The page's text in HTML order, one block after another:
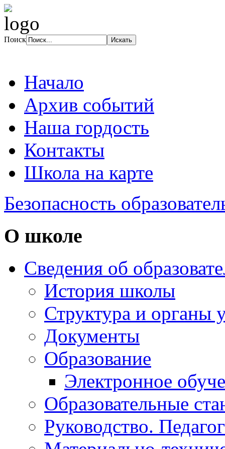
Поиск
Начало
Архив событий
Наша гордость
Контакты
Школа на карте
Безопасность
О школе
Сведения об
История школы
Структура и органы
Документы
Образование
Электронное
Образовательные
Руководство.